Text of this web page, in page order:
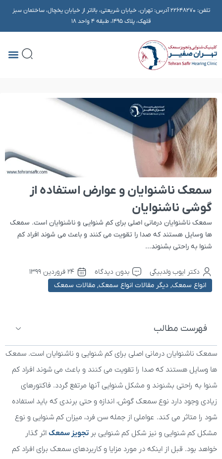
تلفن: 22648270آدرس: تهران، خیابان شریعتی، بالاتر از خیابان یخچال، ساختمان سبز
قلهک، پلاک ۱۴۹۵، طبقه 4 واحد 18
سمعک ناشنوایان و عوارض استفاده از
گوشی ناشنوایان
سمعک ناشنوایان درمانی اصلی برای کم شنوایی و ناشنوایان است. سمعک
ها وسایل هستند که صدا را تقویت می کنند و باعث می شوند افراد کم
شنوا به راحتی بشنوند...
دکتر ایوب ولدبیگی بدون دیدگاه
۲۴ فروردین ۱۳۹۹
انواع سمعک, دیگر مقالات انواع سمعک, مقالات سمعک
فهرست مطالب
سمعک ناشنوایان درمانی اصلی برای کم شنوایی و ناشنوایان است. سمعک
ها وسایل هستند که صدا را تقویت می کنند و باعث می شوند افراد کم
شنوا به راحتی بشنوند و مشکل شنوایی آنها مرتفع گردد. فاکتورهای
زیادی وجود دارد نوع سمعک گوش، اندازه و حتی برندی که باید استفاده
شود را متاثر می کند. عواملی از جمله سن فرد، میزان کم شنوایی و نوع
مشکل کم شنوایی و نیز شکل کم شنوایی بر تجویز سمعک اثر گذار
خواهد بود. قبل از اینکه در مورد مزایا و کاربردهای سمعک برای افراد کم